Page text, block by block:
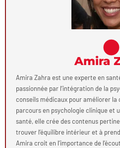
Amira
Amira Zahra est une experte en
passionnée par l’intégration de la
conseils médicaux pour améliorer la
parcours en psychologie clinique et
santé, elle crée des contenus
trouver l’équilibre intérieur et à
Amira croit en l’importance de